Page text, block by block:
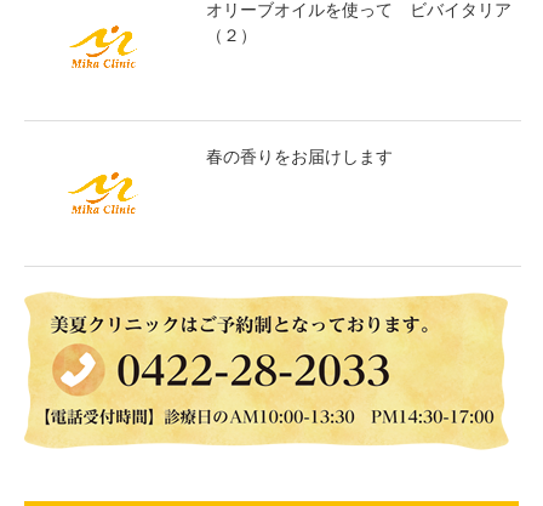
オリーブオイルを使って ビバイタリア
（２）
春の香りをお届けします